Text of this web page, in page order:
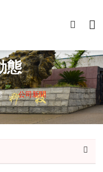
態
公司新聞